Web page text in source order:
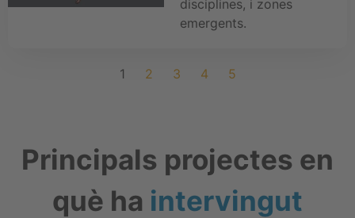
disciplines, i zones
emergents.
1 2 3 4 5
Principals projectes en
què ha intervingut